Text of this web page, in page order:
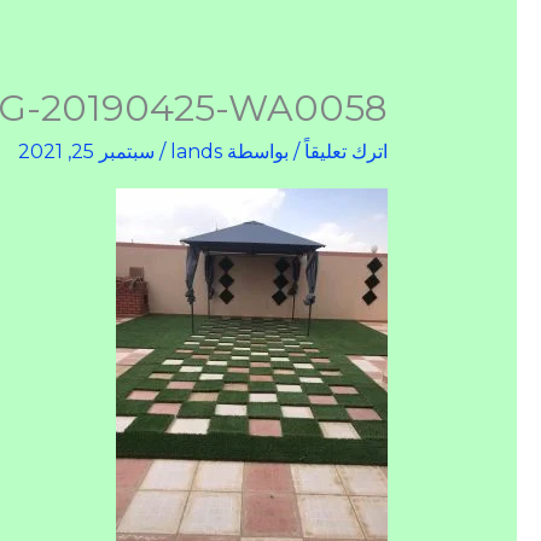
20190425-WA0058
اترك تعليقاً / بواسطة lands
/ سبتمبر 25, 2021